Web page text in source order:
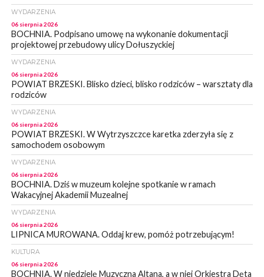
WYDARZENIA
06 sierpnia 2026
BOCHNIA. Podpisano umowę na wykonanie dokumentacji
projektowej przebudowy ulicy Dołuszyckiej
WYDARZENIA
06 sierpnia 2026
POWIAT BRZESKI. Blisko dzieci, blisko rodziców – warsztaty dla
rodziców
WYDARZENIA
06 sierpnia 2026
POWIAT BRZESKI. W Wytrzyszczce karetka zderzyła się z
samochodem osobowym
WYDARZENIA
06 sierpnia 2026
BOCHNIA. Dziś w muzeum kolejne spotkanie w ramach
Wakacyjnej Akademii Muzealnej
WYDARZENIA
06 sierpnia 2026
LIPNICA MUROWANA. Oddaj krew, pomóż potrzebującym!
KULTURA
06 sierpnia 2026
BOCHNIA. W niedzielę Muzyczna Altana, a w niej Orkiestra Dęta